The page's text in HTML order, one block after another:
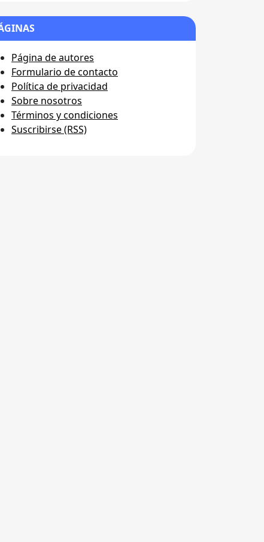
Página de autores
Formulario de contacto
Política de privacidad
Sobre nosotros
Términos y condiciones
Suscribirse (RSS)